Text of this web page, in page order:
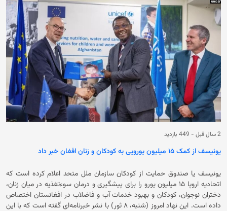
دولت به روند مشورت‌ها در تابستان ارائه خواهد شد و اقدامات عملی تا پایان
سال انجام می‌شود. قابل ذکر است که از ماه مارچ، حکومت بریتانیا از والدین و
کودکان خواسته است درباره اقداماتی مانند محدودیت زمانی استفاده از
برنامه‌ها در شب، بررسی‌های سخت‌گیرانه‌تر سن کاربران و راهکارهای افزایش
امنیت آنلاین نظر دهند. برخی از این طرح‌ها نیز در تعدادی از خانه‌ها به‌صورت
آزمایشی اجرا شده‌اند.
2 سال قبل - 449 بازدید
یونیسف از کمک ۱۵ میلیون یورویی به کودکان و زنان افغان خبر داد
یونیسف یا صندوق حمایت از کودکان سازمان ملل متحد اعلام کرده است که
اتحادیه اروپا ۱۵ میلیون یورو را برای پیشگیری و درمان سوءتغذیه در میان زنان،
دختران نوجوان، کودکان و بهبود خدمات آب و فاضلاب در افغانستان اختصاص
داده است. این نهاد امروز (شنبه، ۸ ثور) با نشر خبرنامه‌ای گفته است که با این